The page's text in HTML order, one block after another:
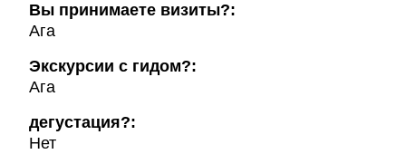
Вы принимаете визиты?:
Ага
Экскурсии с гидом?:
Ага
дегустация?:
Нет